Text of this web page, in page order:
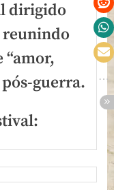
dirigido
“amor,
guerra.